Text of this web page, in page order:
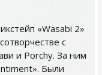
«Wasabi 2»
с
и Рorchу. За ним
Были